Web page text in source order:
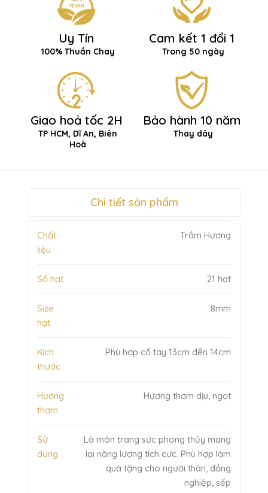
Uy Tín
100% Thuần Chay
Cam kết 1 đổi 1
Trong 50 ngày
Giao hoả tốc 2H
TP HCM, Dĩ An, Biên
Hoà
Bảo hành 10 năm
Thay dây
Chi tiết sản phẩm
Chất
liệu
Trầm Hương
Số hạt 21 hạt
Size
hạt
8mm
Kích
thước
Phù hợp cổ tay 13cm đến 14cm
Hương
thơm
Hương thơm dịu, ngọt
Sử
dụng
Là món trang sức phong thủy mang
lại năng lượng tích cực. Phù hợp làm
quà tặng cho người thân, đồng
nghiệp, sếp